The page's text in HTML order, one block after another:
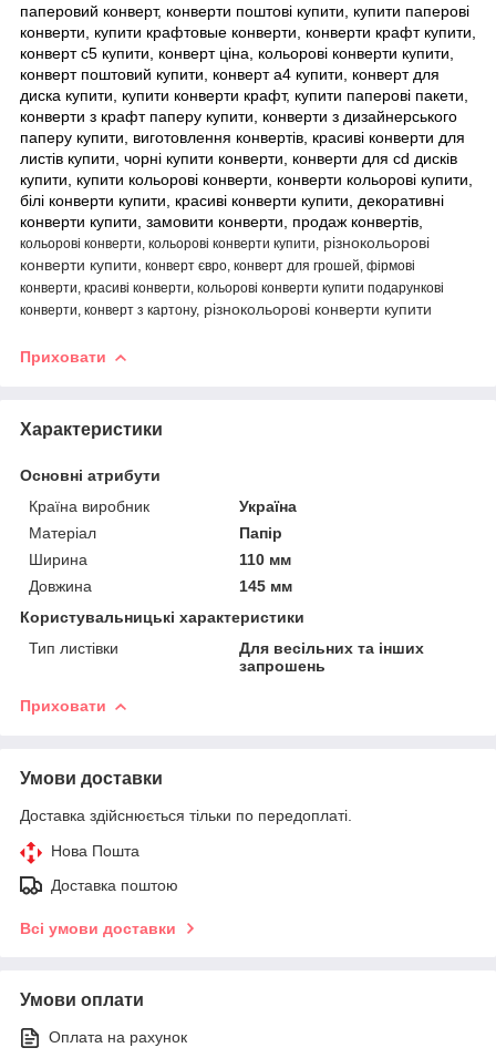
паперовий конверт, конверти поштові купити, купити паперові
конверти, купити крафтовые конверти, конверти крафт купити,
конверт с5 купити, конверт ціна, кольорові конверти купити,
конверт поштовий купити, конверт а4 купити, конверт для
диска купити, купити конверти крафт, купити паперові пакети,
конверти з крафт паперу купити, конверти з дизайнерського
паперу купити, виготовлення конвертів, красиві конверти для
листів купити, чорні купити конверти, конверти для cd дисків
купити, купити кольорові конверти, конверти кольорові купити,
білі конверти купити, красиві конверти купити, декоративні
конверти купити, замовити конверти, продаж конвертів,
кольорові конверти, кольорові конверти купити,
різнокольорові
конверти купити, конверт євро, конверт для грошей, фірмові
конверти, красиві конверти, кольорові конверти купити подарункові
конверти, конверт з картону, різнокольорові конверти купити
Приховати
Характеристики
Основні атрибути
Країна виробник
Україна
Матеріал
Папір
Ширина
110 мм
Довжина
145 мм
Користувальницькі характеристики
Тип листівки
Для весільних та інших
запрошень
Приховати
Умови доставки
Доставка здійснюється тільки по передоплаті.
Нова Пошта
Доставка поштою
Всі умови доставки
Умови оплати
Оплата на рахунок